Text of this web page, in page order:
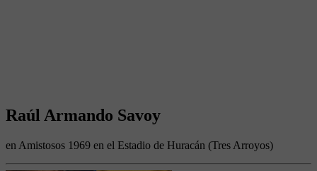
Raúl Armando Savoy
en Amistosos 1969 en el Estadio de Huracán (Tres Arroyos)